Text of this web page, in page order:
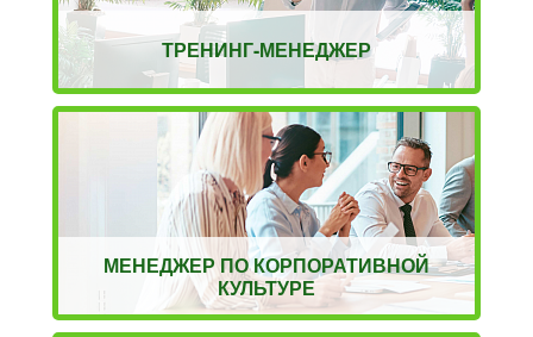
ТРЕНИНГ-МЕНЕДЖЕР
МЕНЕДЖЕР ПО КОРПОРАТИВНОЙ
КУЛЬТУРЕ